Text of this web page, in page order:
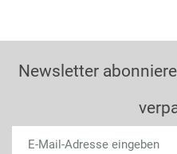
Newsletter